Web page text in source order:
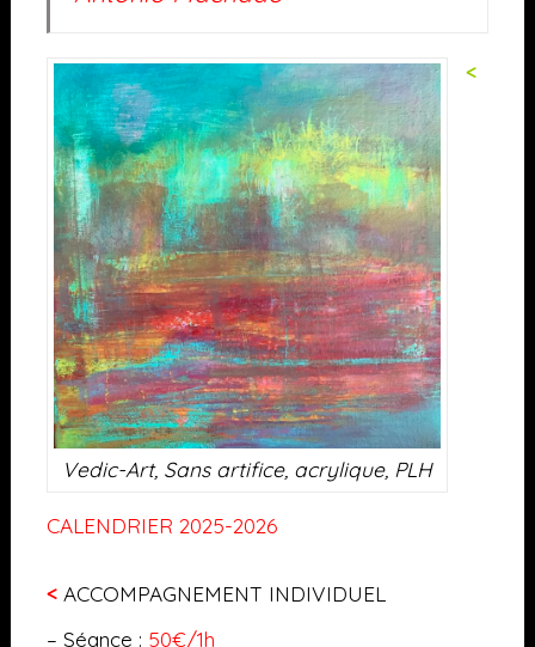
Vedic-Art, Sans artifice, acrylique, PLH
<
CALENDRIER 2025-2026
< ACCOMPAGNEMENT INDIVIDUEL
– Séance : 50€/1h